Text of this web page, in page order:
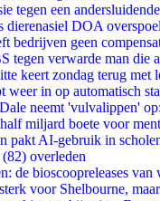
tegen een
dierenasiel DOA
bedrijven geen
tegen verwarde man die
keert zondag terug met
weer in op automatisch
neemt 'vulvalippen'
miljard boete voor
pakt AI-gebruik in
overleden
de bioscoopreleases van
voor Shelbourne,